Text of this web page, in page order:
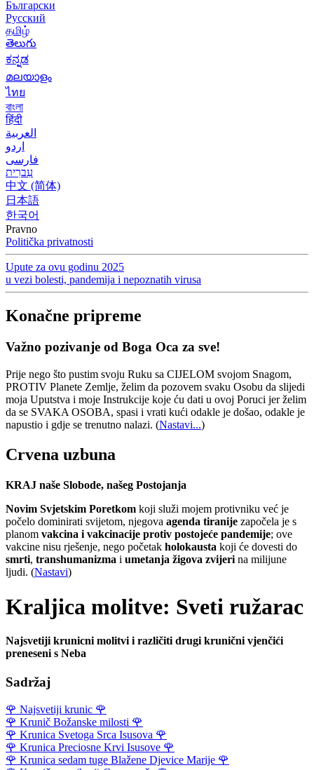
Български
Русский
தமிழ்
తెలుగు
ಕನ್ನಡ
മലയാളം
ไทย
বাংলা
हिंदी
العربية
اردو
فارسی
עִברִית
中文 (简体)
日本語
한국어
Pravno
Politička privatnosti
Upute za ovu godinu 2025
u vezi bolesti, pandemija i nepoznatih virusa
Konačne pripreme
Važno pozivanje od Boga Oca za sve!
Prije nego što pustim svoju Ruku sa CIJELOM svojom Snagom,
PROTIV Planete Zemlje, želim da pozovem svaku Osobu da slijedi
moja Uputstva i moje Instrukcije koje ću dati u ovoj Poruci jer želim
da se SVAKA OSOBA, spasi i vrati kući odakle je došao, odakle je
napustio i gdje se trenutno nalazi. (Nastavi...)
Crvena uzbuna
KRAJ naše Slobode, našeg Postojanja
Novim Svjetskim Poretkom koji služi mojem protivniku već je
počelo dominirati svijetom, njegova agenda tiranije započela je s
planom vakcina i vakcinacije protiv postojeće pandemije; ove
vakcine nisu rješenje, nego početak holokausta koji će dovesti do
smrti, transhumanizma i umetanja žigova zvijeri na milijune
ljudi. (Nastavi)
Kraljica molitve: Sveti ružarac
Najsvetiji krunicni molitvi i različiti drugi krunični vjenčići
preneseni s Neba
Sadržaj
🌹 Najsvetiji krunic 🌹
🌹 Krunič Božanske milosti 🌹
🌹 Krunica Svetoga Srca Isusova 🌹
🌹 Krunica Preciosne Krvi Isusove 🌹
🌹 Krunica sedam tuge Blažene Djevice Marije 🌹